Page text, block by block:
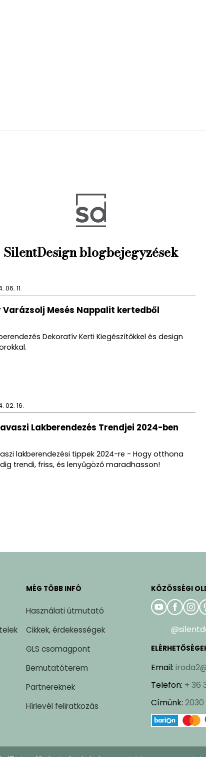
SilentDesign blogbejegyzések
06. 11.
Varázsolj Mesés Nappalit kertedből
Dekoratív Kerti Kiegészítőkkel és design
02. 16.
Lakberendezés Trendjei 2024-ben
lakberendezési tippek 2024-re - Hogy otthona
trendi, friss, és lenyűgöző maradhasson!
MÉG TÖBB INFÓ
Használati útmutató
Cikkek, érdekességek
GLS csomagpont
Bemutatóterem
Partnereknek
Hírlevél feliratkozás
KÖZÖSSÉGI
Email:
Telefon: + 36
Címünk: